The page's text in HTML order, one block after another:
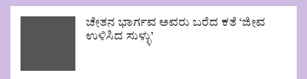
ಚೇತನ ಭಾರ್ಗವ ಅವರು ಬರೆದ ಕತೆ ‘ಜೀವ
ಉಳಿಸಿದ ಸುಳ್ಳು’